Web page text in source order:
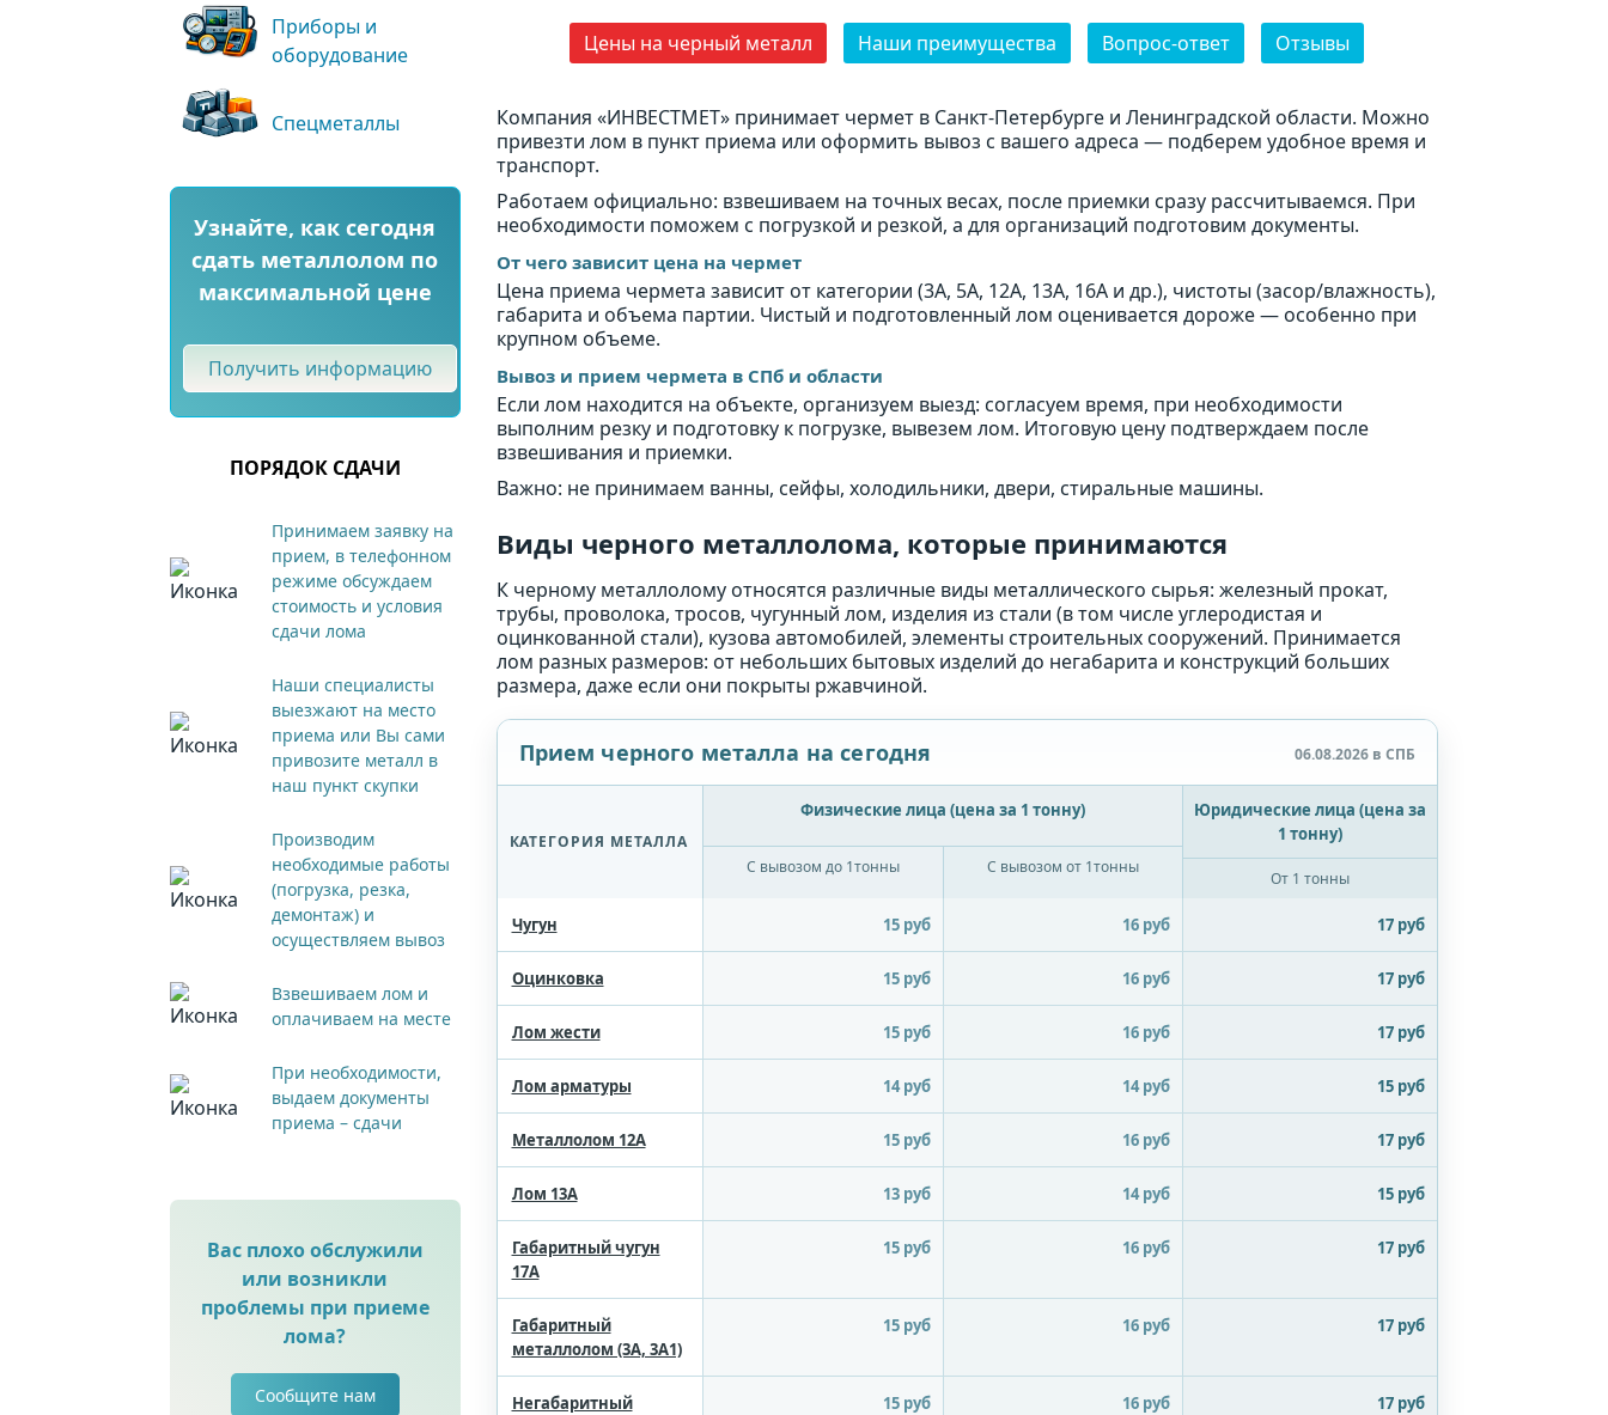
Цены на черный металл Наши преимущества Вопрос-ответ Отзывы
Компания «ИНВЕСТМЕТ» принимает чермет в Санкт-Петербурге и Ленинградской области. Можно
привезти лом в пункт приема или оформить вывоз с вашего адреса — подберем удобное время и
транспорт.
Работаем официально: взвешиваем на точных весах, после приемки сразу рассчитываемся. При
необходимости поможем с погрузкой и резкой, а для организаций подготовим документы.
От чего зависит цена на чермет
Цена приема чермета зависит от категории (3А, 5А, 12А, 13А, 16А и др.), чистоты (засор/влажность),
габарита и объема партии. Чистый и подготовленный лом оценивается дороже — особенно при
крупном объеме.
Вывоз и прием чермета в СПб и области
Если лом находится на объекте, организуем выезд: согласуем время, при необходимости
выполним резку и подготовку к погрузке, вывезем лом. Итоговую цену подтверждаем после
взвешивания и приемки.
Важно: не принимаем ванны, сейфы, холодильники, двери, стиральные машины.
Виды черного металлолома, которые принимаются
К черному металлолому относятся различные виды металлического сырья: железный прокат,
трубы, проволока, тросов, чугунный лом, изделия из стали (в том числе углеродистая и
оцинкованной стали), кузова автомобилей, элементы строительных сооружений. Принимается
лом разных размеров: от небольших бытовых изделий до негабарита и конструкций больших
размера, даже если они покрыты ржавчиной.
Прием черного металла на сегодня 06.08.2026 в СПБ
КАТЕГОРИЯ МЕТАЛЛА
Физические лица (цена за 1 тонну)
С вывозом до 1тонны С вывозом от 1тонны
Юридические лица (цена за
1 тонну)
От 1 тонны
Чугун 15 руб 16 руб 17 руб
Оцинковка 15 руб 16 руб 17 руб
Лом жести 15 руб 16 руб 17 руб
Лом арматуры 14 руб 14 руб 15 руб
Металлолом 12А 15 руб 16 руб 17 руб
Лом 13А 13 руб 14 руб 15 руб
Габаритный чугун
17А
15 руб 16 руб 17 руб
Габаритный
металлолом (3А, 3А1)
15 руб 16 руб 17 руб
Негабаритный
15 руб 16 руб 17 руб
Приборы и
оборудование
Спецметаллы
Узнайте, как сегодня
сдать металлолом по
максимальной цене
Получить информацию
ПОРЯДОК СДАЧИ
Принимаем заявку на
прием, в телефонном
режиме обсуждаем
стоимость и условия
сдачи лома
Наши специалисты
выезжают на место
приема или Вы сами
привозите металл в
наш пункт скупки
Производим
необходимые работы
(погрузка, резка,
демонтаж) и
осуществляем вывоз
Взвешиваем лом и
оплачиваем на месте
При необходимости,
выдаем документы
приема – сдачи
Вас плохо обслужили
или возникли
проблемы при приеме
лома?
Сообщите нам